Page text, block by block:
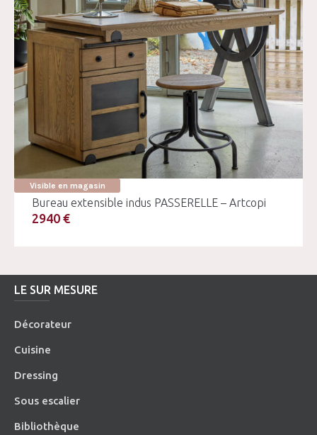
Visible en magasin
Bureau extensible indus PASSERELLE – Artcopi
2940 €
LE SUR MESURE
Décorateur
Cuisine
Dressing
Sous escalier
Bibliothèque